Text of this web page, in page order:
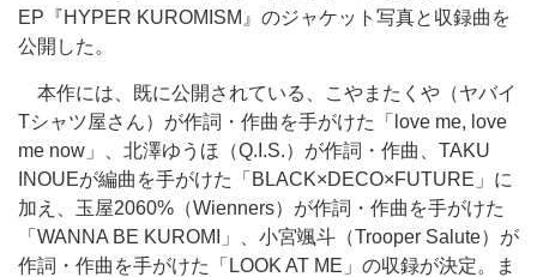
EP『HYPER KUROMISM』のジャケット写真と収録曲を
公開した。
本作には、既に公開されている、こやまたくや（ヤバイ
Tシャツ屋さん）が作詞・作曲を手がけた「love me, love
me now」、北澤ゆうほ（Q.I.S.）が作詞・作曲、TAKU
INOUEが編曲を手がけた「BLACK×DECO×FUTURE」に
加え、玉屋2060%（Wienners）が作詞・作曲を手がけた
「WANNA BE KUROMI」、小宮颯斗（Trooper Salute）が
作詞・作曲を手がけた「LOOK AT ME」の収録が決定。ま